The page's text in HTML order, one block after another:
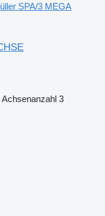
SPA/3 MEGA
Achsenanzahl 3